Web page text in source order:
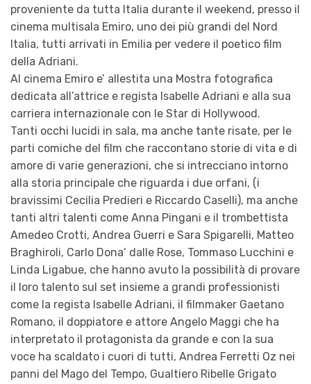
proveniente da tutta Italia durante il weekend, presso il
cinema multisala Emiro, uno dei più grandi del Nord
Italia, tutti arrivati in Emilia per vedere il poetico film
della Adriani.
Al cinema Emiro e’ allestita una Mostra fotografica
dedicata all’attrice e regista Isabelle Adriani e alla sua
carriera internazionale con le Star di Hollywood.
Tanti occhi lucidi in sala, ma anche tante risate, per le
parti comiche del film che raccontano storie di vita e di
amore di varie generazioni, che si intrecciano intorno
alla storia principale che riguarda i due orfani, (i
bravissimi Cecilia Predieri e Riccardo Caselli), ma anche
tanti altri talenti come Anna Pingani e il trombettista
Amedeo Crotti, Andrea Guerri e Sara Spigarelli, Matteo
Braghiroli, Carlo Dona’ dalle Rose, Tommaso Lucchini e
Linda Ligabue, che hanno avuto la possibilità di provare
il loro talento sul set insieme a grandi professionisti
come la regista Isabelle Adriani, il filmmaker Gaetano
Romano, il doppiatore e attore Angelo Maggi che ha
interpretato il protagonista da grande e con la sua
voce ha scaldato i cuori di tutti, Andrea Ferretti Oz nei
panni del Mago del Tempo, Gualtiero Ribelle Grigato